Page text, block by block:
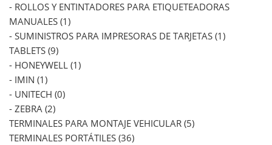
- ROLLOS Y ENTINTADORES PARA ETIQUETEADORAS
MANUALES (1)
- SUMINISTROS PARA IMPRESORAS DE TARJETAS (1)
TABLETS (9)
- HONEYWELL (1)
- IMIN (1)
- UNITECH (0)
- ZEBRA (2)
TERMINALES PARA MONTAJE VEHICULAR (5)
TERMINALES PORTÁTILES (36)